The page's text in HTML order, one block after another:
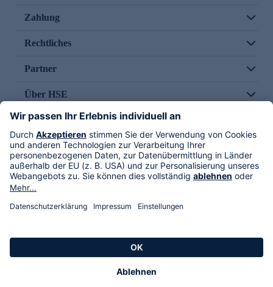
Zahlung
Rechtliches
Partner
Über HSE
Im TV
HSE International